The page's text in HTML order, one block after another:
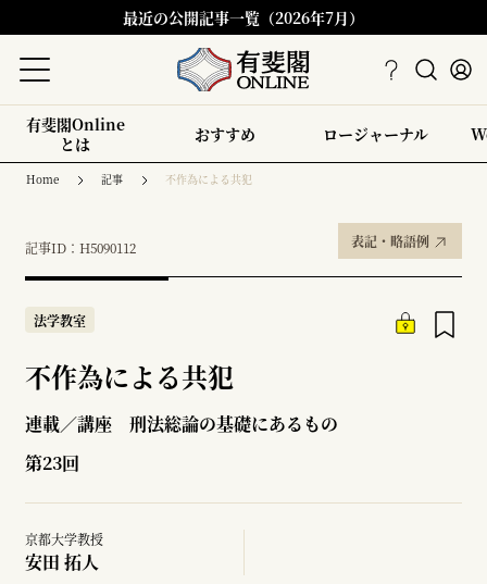
最近の公開記事一覧（2026年7月）
有斐閣Online
とは
おすすめ ロージャーナル
Home 記事 不作為による共犯
記事ID：H5090112 表記・略語例
法学教室
不作為による共犯
連載／講座 刑法総論の基礎にあるもの
第23回
京都大学教授
安田 拓人